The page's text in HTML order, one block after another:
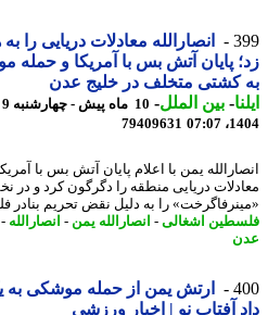
انصارالله معادلات دریایی را به هم
پایان آتش بس با آمریکا و حمله
کشتی متخلف در خلیج عدن
-بین الملل-
10 ماه پیش - چهارشنبه 9 مهر
79409631
یمن با اعلام پایان آتش بس با آمریکا،
دریایی منطقه را دگرگون کرد و در
را به دلیل نقض تحریم بنادر
اشغالی-انصارالله یمن -انصارالله-
ارتش یمن از حمله موشکی به یک
آفتاب نو | اخبار ورزشی